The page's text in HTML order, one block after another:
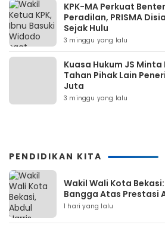
KPK-MA Perkuat
Peradilan, PRISMA
Sejak Hulu
3 minggu yang lalu
Kuasa Hukum JS
Tahan Pihak Lain
Juta
3 minggu yang lalu
PENDIDIKAN KITA
Wakil Wali Kota
Bangga Atas Prestasi
1 hari yang lalu